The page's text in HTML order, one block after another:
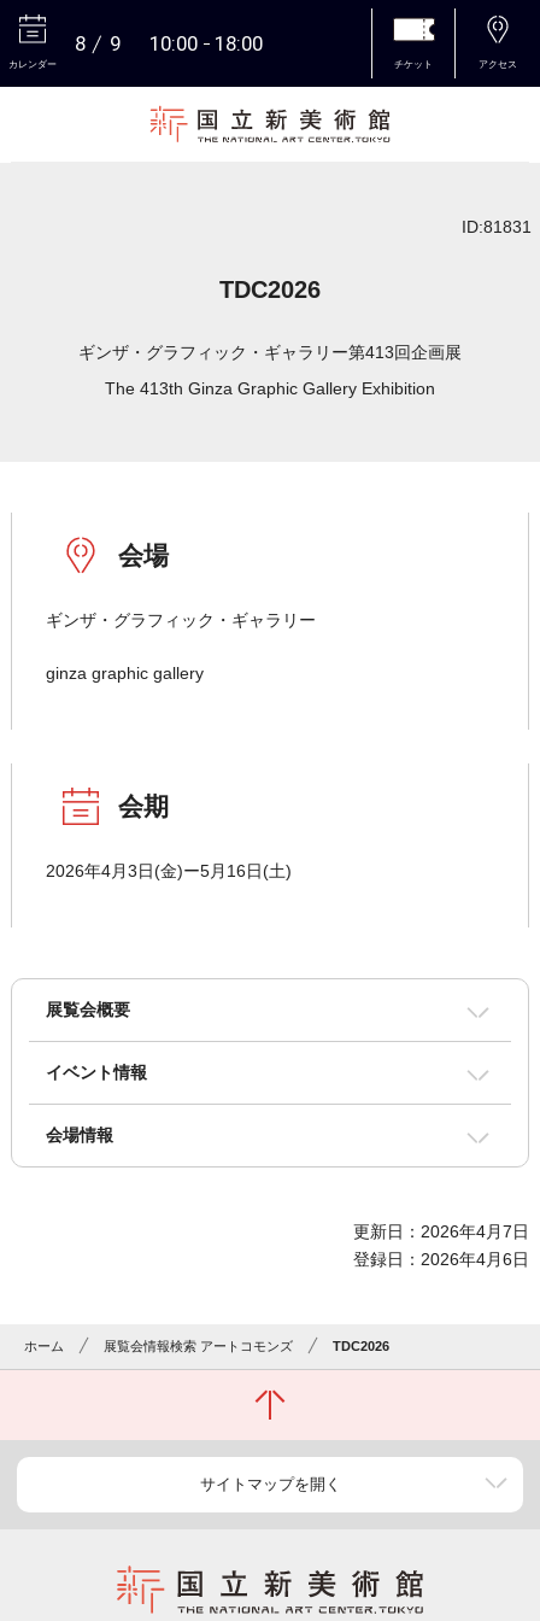
カレンダー
8 9 10:00 18:00
チケット アクセス
ID:81831
TDC2026
ギンザ・グラフィック・ギャラリー第413回企画展
The 413th Ginza Graphic Gallery Exhibition
会場
ギンザ・グラフィック・ギャラリー
ginza graphic gallery
会期
2026年4月3日(金)ー5月16日(土)
展覧会概要
イベント情報
会場情報
更新日：2026年4月7日
登録日：2026年4月6日
ホーム 展覧会情報検索 アートコモンズ TDC2026
サイトマップを開く